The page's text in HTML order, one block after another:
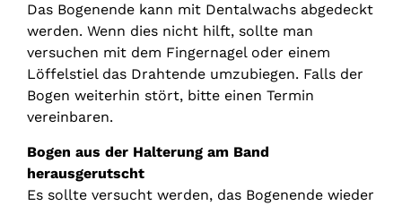
Das Bogenende kann mit Dentalwachs abgedeckt
werden. Wenn dies nicht hilft, sollte man
versuchen mit dem Fingernagel oder einem
Löffelstiel das Drahtende umzubiegen. Falls der
Bogen weiterhin stört, bitte einen Termin
vereinbaren.
Bogen aus der Halterung am Band
herausgerutscht
Es sollte versucht werden, das Bogenende wieder